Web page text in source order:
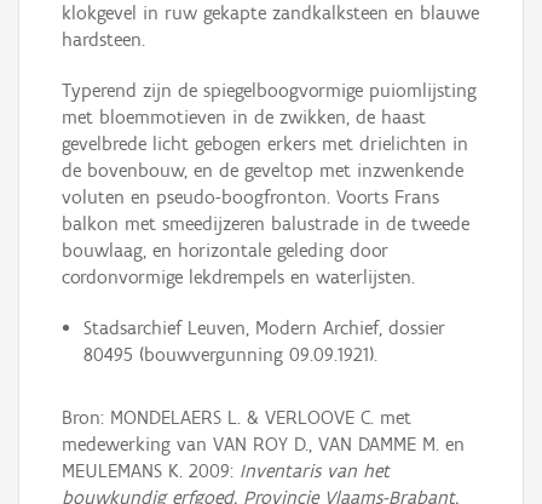
klokgevel in ruw gekapte zandkalksteen en blauwe
hardsteen.
Typerend zijn de spiegelboogvormige puiomlijsting
met bloemmotieven in de zwikken, de haast
gevelbrede licht gebogen erkers met drielichten in
de bovenbouw, en de geveltop met inzwenkende
voluten en pseudo-boogfronton. Voorts Frans
balkon met smeedijzeren balustrade in de tweede
bouwlaag, en horizontale geleding door
cordonvormige lekdrempels en waterlijsten.
Stadsarchief Leuven, Modern Archief, dossier
80495 (bouwvergunning 09.09.1921).
Bron: MONDELAERS L. & VERLOOVE C. met
medewerking van VAN ROY D., VAN DAMME M. en
MEULEMANS K. 2009: Inventaris van het
bouwkundig erfgoed, Provincie Vlaams-Brabant,